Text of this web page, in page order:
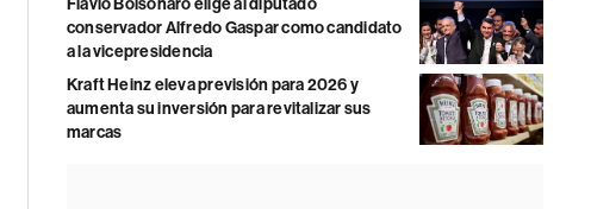
Flávio Bolsonaro elige al diputado
conservador Alfredo Gaspar como candidato
a la vicepresidencia
Kraft Heinz eleva previsión para 2026 y
aumenta su inversión para revitalizar sus
marcas